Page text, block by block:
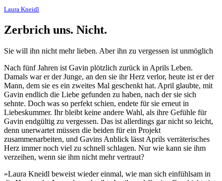
Laura Kneidl
Zerbrich uns. Nicht.
Sie will ihn nicht mehr lieben. Aber ihn zu vergessen ist unmöglich
Nach fünf Jahren ist Gavin plötzlich zurück in Aprils Leben.
Damals war er der Junge, an den sie ihr Herz verlor, heute ist er der
Mann, dem sie es ein zweites Mal geschenkt hat. April glaubte, mit
Gavin endlich die Liebe gefunden zu haben, nach der sie sich
sehnte. Doch was so perfekt schien, endete für sie erneut in
Liebeskummer. Ihr bleibt keine andere Wahl, als ihre Gefühle für
Gavin endgültig zu vergessen. Das ist allerdings gar nicht so leicht,
denn unerwartet müssen die beiden für ein Projekt
zusammenarbeiten, und Gavins Anblick lässt Aprils verräterisches
Herz immer noch viel zu schnell schlagen. Nur wie kann sie ihm
verzeihen, wenn sie ihm nicht mehr vertraut?
»Laura Kneidl beweist wieder einmal, wie man sich einfühlsam in